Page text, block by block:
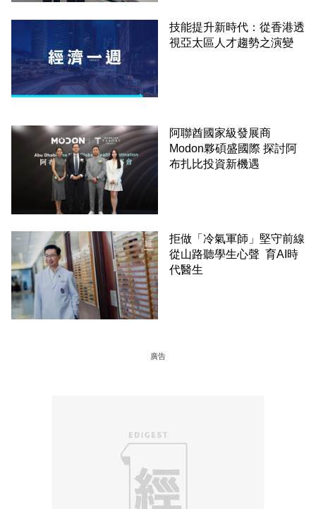
技能提升新時代：從香港透
視亞太區人才趨勢之演變
阿聯酋國家級發展商
Modon夥碩盛國際 探討阿
布扎比投資新機遇
拒做「冷氣軍師」堅守前線
從山路聽學生心聲 育AI時
代醫生
廣告